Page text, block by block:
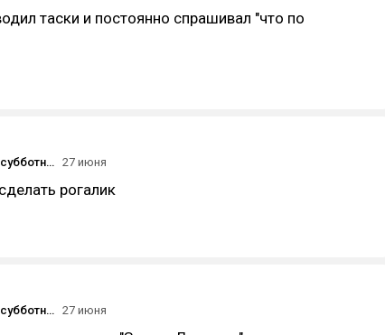
таски и постоянно спрашивал "что по
#screenshotsaturday (субботний скриншот) на DTF 27.06.2026 27 июня
рогалик
#screenshotsaturday (субботний скриншот) на DTF 27.06.2026 27 июня